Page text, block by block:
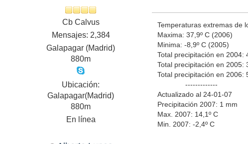
Cb Calvus
Mensajes: 2,384
Galapagar (Madrid)
880m
Ubicación:
Galapagar(Madrid)
880m
En línea
Temperaturas extremas de
Maxima: 37,9º C (2006)
Minima: -8,9º C (2005)
Total precipitación en 2004:
Total precipitación en 2005:
Total precipitación en 2006:
-------------
Actualizado al 24-01-07
Precipitación 2007: 1 mm
Max. 2007: 14,1º C
Min. 2007: -2,4º C